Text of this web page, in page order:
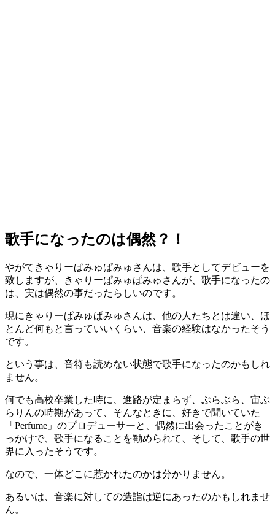
歌手になったのは偶然？！
やがてきゃりーぱみゅぱみゅさんは、歌手としてデビューを
致しますが、きゃりーぱみゅぱみゅさんが、歌手になったの
は、実は偶然の事だったらしいのです。
現にきゃりーぱみゅぱみゅさんは、他の人たちとは違い、ほ
とんど何もと言っていいくらい、音楽の経験はなかったそう
です。
という事は、音符も読めない状態で歌手になったのかもしれ
ません。
何でも高校卒業した時に、進路が定まらず、ぶらぶら、宙ぶ
らりんの時期があって、そんなときに、好きで聞いていた
「Perfume」のプロデューサーと、偶然に出会ったことがき
っかけで、歌手になることを勧められて、そして、歌手の世
界に入ったそうです。
なので、一体どこに惹かれたのかは分かりません。
あるいは、音楽に対しての造詣は逆にあったのかもしれませ
ん。